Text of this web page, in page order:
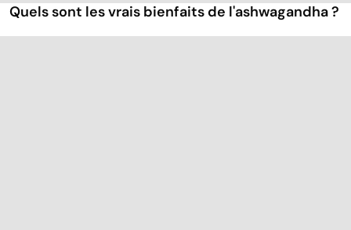
Quels sont les vrais bienfaits de l'ashwagandha ?